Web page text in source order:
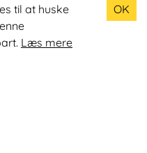
til at huske
Læs mere
OK